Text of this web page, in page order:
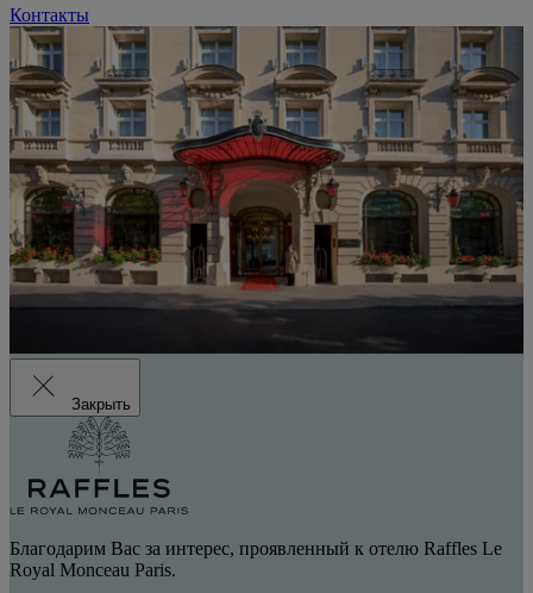
Контакты
Закрыть
Благодарим Вас за интерес, проявленный к отелю Raffles Le
Royal Monceau Paris.